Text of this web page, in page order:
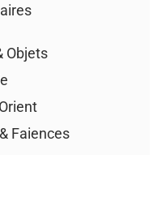
Objets
Faiences